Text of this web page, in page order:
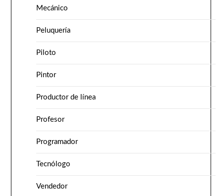
Mecánico
Peluquería
Piloto
Pintor
Productor de línea
Profesor
Programador
Tecnólogo
Vendedor